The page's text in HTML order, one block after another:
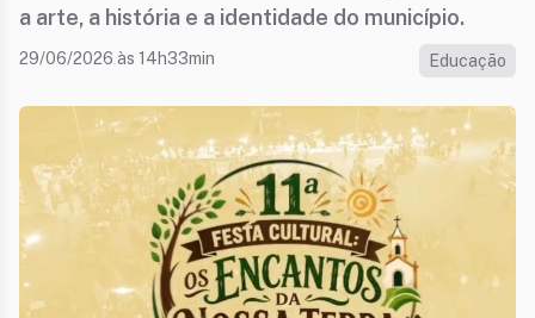
a arte, a história e a identidade do município.
29/06/2026 às 14h33min Educação